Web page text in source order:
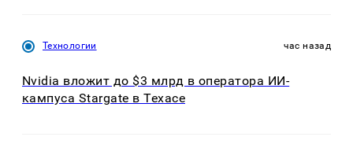
Технологии час назад
Nvidia вложит до $3 млрд в оператора ИИ-
кампуса Stargate в Техасе